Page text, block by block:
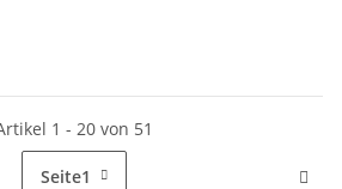
1 - 20 von 51
Seite1